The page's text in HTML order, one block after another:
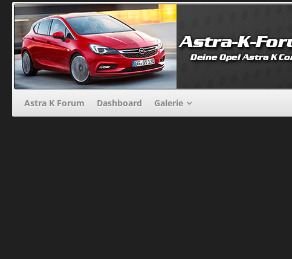
Astra K Forum Dashboard Galerie